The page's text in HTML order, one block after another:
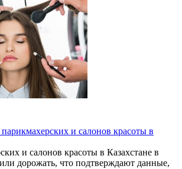
и салонов красоты в
и салонов красоты в Казахстане в
дорожать, что подтверждают данные,